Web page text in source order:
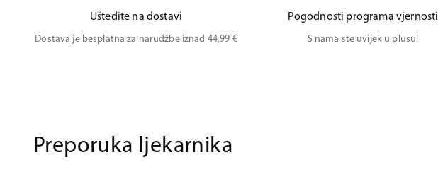
Uštedite na dostavi
Dostava je besplatna za narudžbe iznad 44,99 €
Pogodnosti programa vjernosti
S nama ste uvijek u plusu!
Preporuka ljekarnika